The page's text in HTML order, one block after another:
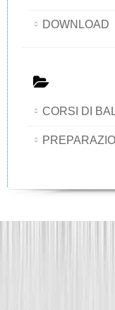
DOWNLOAD
CORSI DI